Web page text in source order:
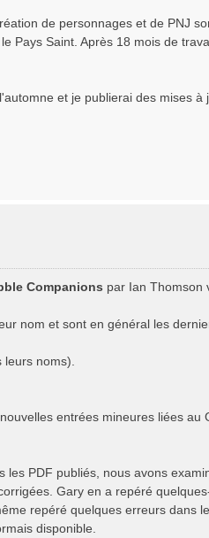
de personnages et de PNJ
Pays Saint. Après 18 mois de
et je publierai des mises à
Companions par Ian Thomson
nom et sont en général les
noms).
entrées mineures liées au
PDF publiés, nous avons
Gary en a repéré
repéré quelques erreurs dans
disponible.